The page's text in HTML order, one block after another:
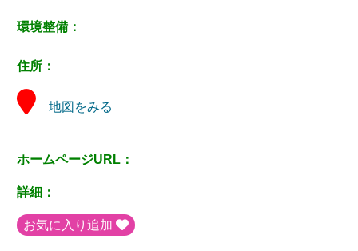
環境整備：
住所：
地図をみる
ホームページURL：
詳細：
お気に入り追加